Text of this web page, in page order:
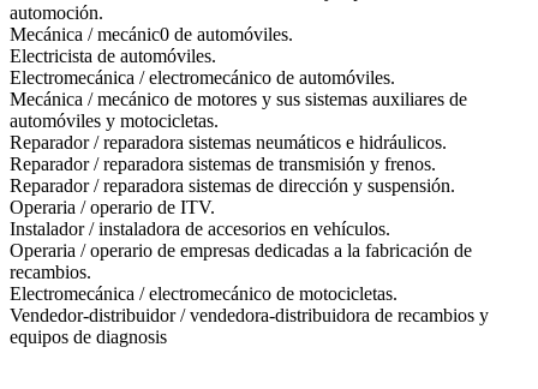
automoción.
Mecánica / mecánic0 de automóviles.
Electricista de automóviles.
Electromecánica / electromecánico de automóviles.
Mecánica / mecánico de motores y sus sistemas auxiliares de
automóviles y motocicletas.
Reparador / reparadora sistemas neumáticos e hidráulicos.
Reparador / reparadora sistemas de transmisión y frenos.
Reparador / reparadora sistemas de dirección y suspensión.
Operaria / operario de ITV.
Instalador / instaladora de accesorios en vehículos.
Operaria / operario de empresas dedicadas a la fabricación de
recambios.
Electromecánica / electromecánico de motocicletas.
Vendedor-distribuidor / vendedora-distribuidora de recambios y
equipos de diagnosis